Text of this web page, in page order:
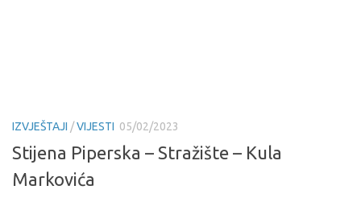
IZVJEŠTAJI /VIJESTI 05/02/2023
Stijena Piperska – Stražište – Kula
Markovića